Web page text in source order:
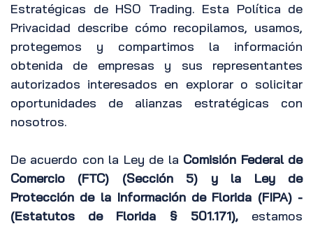
Estratégicas de HSO Trading. Esta Política de
Privacidad describe cómo recopilamos, usamos,
protegemos y compartimos la información
obtenida de empresas y sus representantes
autorizados interesados en explorar o solicitar
oportunidades de alianzas estratégicas con
nosotros.
De acuerdo con la Ley de la Comisión Federal de
Comercio (FTC) (Sección 5) y la Ley de
Protección de la Información de Florida (FIPA) -
(Estatutos de Florida § 501.171),estamos